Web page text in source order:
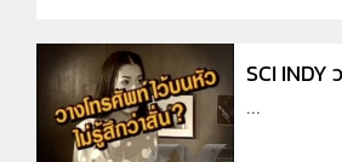
SCI
...